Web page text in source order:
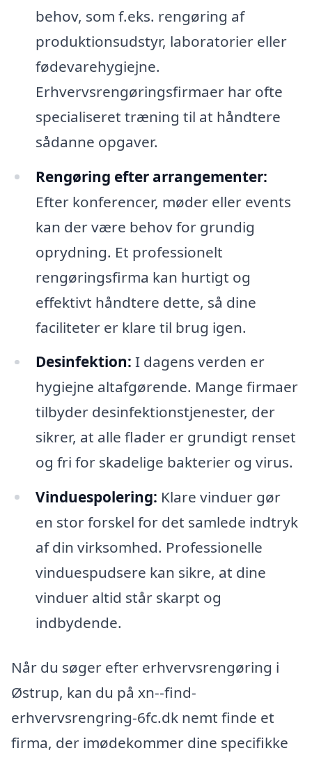
behov, som f.eks. rengøring af
produktionsudstyr, laboratorier eller
fødevarehygiejne.
Erhvervsrengøringsfirmaer har ofte
specialiseret træning til at håndtere
sådanne opgaver.
Rengøring efter arrangementer:
Efter konferencer, møder eller events
kan der være behov for grundig
oprydning. Et professionelt
rengøringsfirma kan hurtigt og
effektivt håndtere dette, så dine
faciliteter er klare til brug igen.
Desinfektion: I dagens verden er
hygiejne altafgørende. Mange firmaer
tilbyder desinfektionstjenester, der
sikrer, at alle flader er grundigt renset
og fri for skadelige bakterier og virus.
Vinduespolering: Klare vinduer gør
en stor forskel for det samlede indtryk
af din virksomhed. Professionelle
vinduespudsere kan sikre, at dine
vinduer altid står skarpt og
indbydende.
Når du søger efter erhvervsrengøring i
Østrup, kan du på xn--find-
erhvervsrengring-6fc.dk nemt finde et
firma, der imødekommer dine specifikke